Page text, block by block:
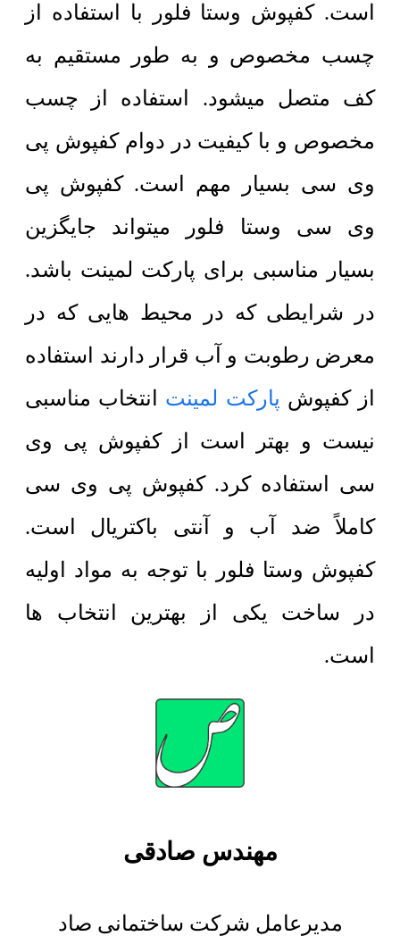
است. کفپوش وستا فلور با استفاده از
چسب مخصوص و به طور مستقیم به
کف متصل میشود. استفاده از چسب
مخصوص و با کیفیت در دوام کفپوش پی
وی سی بسیار مهم است. کفپوش پی
وی سی وستا فلور میتواند جایگزین
بسیار مناسبی برای پارکت لمینت باشد.
در شرایطی که در محیط هایی که در
معرض رطوبت و آب قرار دارند استفاده
از کفپوش پارکت لمینت انتخاب مناسبی
نیست و بهتر است از کفپوش پی وی
سی استفاده کرد. کفپوش پی وی سی
کاملاً ضد آب و آنتی باکتریال است.
کفپوش وستا فلور با توجه به مواد اولیه
در ساخت یکی از بهترین انتخاب ها
است.
مهندس صادقی
مدیرعامل شرکت ساختمانی صاد